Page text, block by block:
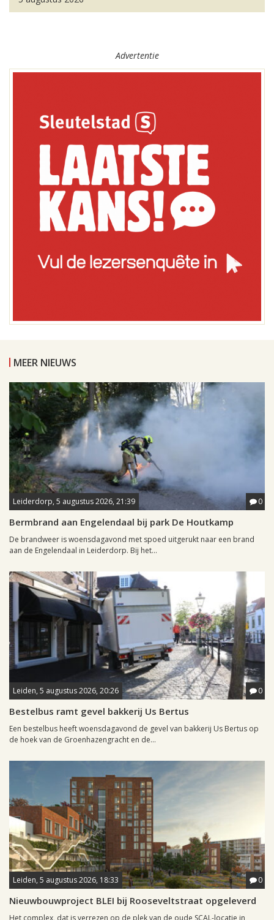
Advertentie
MEER NIEUWS
Leiderdorp, 5 augustus 2026, 21:39 0
Bermbrand aan Engelendaal bij park De Houtkamp
De brandweer is woensdagavond met spoed uitgerukt naar een brand
aan de Engelendaal in Leiderdorp. Bij het...
Leiden, 5 augustus 2026, 20:26 0
Bestelbus ramt gevel bakkerij Us Bertus
Een bestelbus heeft woensdagavond de gevel van bakkerij Us Bertus op
de hoek van de Groenhazengracht en de...
Leiden, 5 augustus 2026, 18:33 0
Nieuwbouwproject BLEI bij Rooseveltstraat opgeleverd